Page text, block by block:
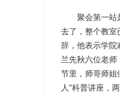
聚会第一站
去了，整个教室
辞，他表示学院
兰先秋六位老
节里，师哥师姐
人”科普讲座，